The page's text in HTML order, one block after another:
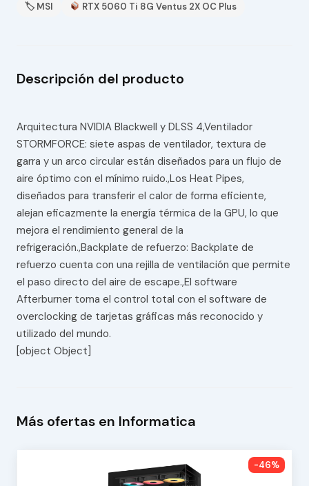
🏷 MSI RTX 5060 Ti 8G Ventus 2X OC Plus
Descripción del producto
Arquitectura NVIDIA Blackwell y DLSS 4,Ventilador
STORMFORCE: siete aspas de ventilador, textura de
garra y un arco circular están diseñados para un flujo de
aire óptimo con el mínimo ruido.,Los Heat Pipes,
diseñados para transferir el calor de forma eficiente,
alejan eficazmente la energía térmica de la GPU, lo que
mejora el rendimiento general de la
refrigeración.,Backplate de refuerzo: Backplate de
refuerzo cuenta con una rejilla de ventilación que permite
el paso directo del aire de escape.,El software
Afterburner toma el control total con el software de
overclocking de tarjetas gráficas más reconocido y
utilizado del mundo.
[object Object]
Más ofertas en Informatica
-46%